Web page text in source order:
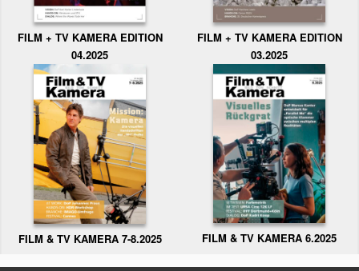
FILM + TV KAMERA EDITION
04.2025
FILM + TV KAMERA EDITION
03.2025
FILM & TV KAMERA 7-8.2025 FILM & TV KAMERA 6.2025